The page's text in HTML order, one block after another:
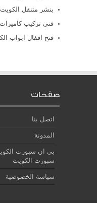
بنشر متنقل الكويت
فني تركيب
فتح اقفال ابواب
صفحات
اتصل بنا
المدونة
سبورت الكويت
سياسة الخصوصية